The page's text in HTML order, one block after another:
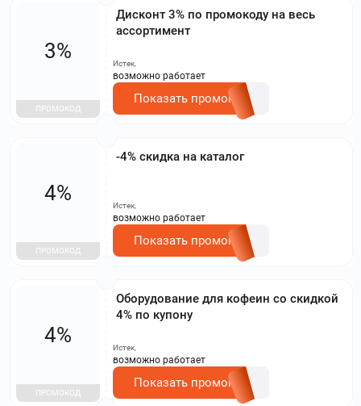
Дисконт 3% по промокоду на весь
ассортимент
3%
ПРОМОКОД
Истек,
возможно работает
Показать промокод
-4% скидка на каталог
4%
ПРОМОКОД
Истек,
возможно работает
Показать промокод
Оборудование для кофеин со скидкой
4% по купону
4%
ПРОМОКОД
Истек,
возможно работает
Показать промокод